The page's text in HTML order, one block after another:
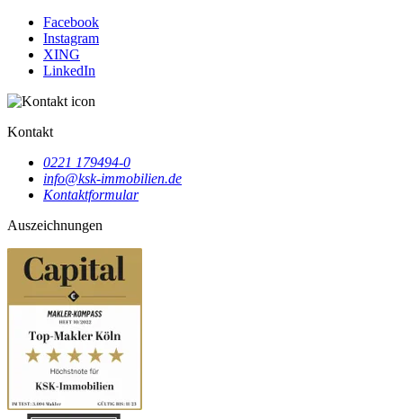
Facebook
Instagram
XING
LinkedIn
Kontakt
0221 179494-0
info@ksk-immobilien.de
Kontaktformular
Auszeichnungen